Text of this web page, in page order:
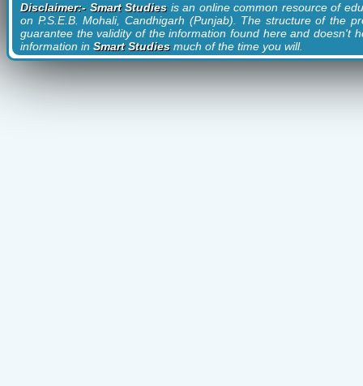
Disclaimer:- Smart Studiesis an online common resource of
on P.S.E.B. Mohali, Candhigarh (Punjab). The structure of the
guarantee the validity of the information found here and doesn't
information in Smart Studiesmuch of the time you will.